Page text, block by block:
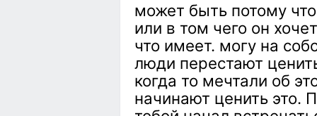
может быть потому
или в том чего он
что имеет. могу на
люди перестают
когда то мечтали об
начинают ценить это.